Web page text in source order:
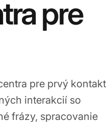
pre
pre prvý kontakt
interakcií so
frázy, spracovanie